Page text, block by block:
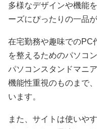
多様なデザインや機能
ーズにぴったりの一品
在宅勤務や趣味でのPC
を整えるためのパソコ
パソコンスタンドマニ
機能性重視のものまで
います。
また、サイトは使いや